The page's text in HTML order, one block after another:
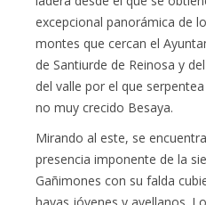
excepcional panorámica de
montes que cercan el
de Santiurde de Reinosa y
del valle por el que
no muy crecido Besaya.
Mirando al este, se
presencia imponente de la
Gañimones con su falda